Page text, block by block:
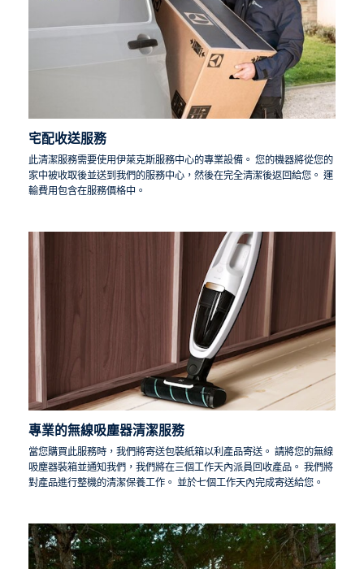
宅配收送服務
此清潔服務需要使用伊萊克斯服務中心的專業設備。 您的機器將從您的
家中被收取後並送到我們的服務中心，然後在完全清潔後返回給您。 運
輸費用包含在服務價格中。
專業的無線吸塵器清潔服務
當您購買此服務時，我們將寄送包裝紙箱以利產品寄送。 請將您的無線
吸塵器裝箱並通知我們，我們將在三個工作天內派員回收產品。 我們將
對產品進行整機的清潔保養工作。 並於七個工作天內完成寄送給您。